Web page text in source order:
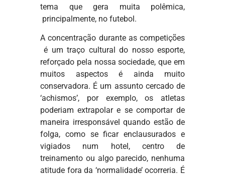
tema que gera muita polêmica,
principalmente, no futebol.
A concentração durante as competições
é um traço cultural do nosso esporte,
reforçado pela nossa sociedade, que em
muitos aspectos é ainda muito
conservadora. É um assunto cercado de
‘achismos’, por exemplo, os atletas
poderiam extrapolar e se comportar de
maneira irresponsável quando estão de
folga, como se ficar enclausurados e
vigiados num hotel, centro de
treinamento ou algo parecido, nenhuma
atitude fora da ‘normalidade’ ocorreria. É